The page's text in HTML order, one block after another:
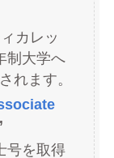
カレッ
制大学へ
れます。
号を取得